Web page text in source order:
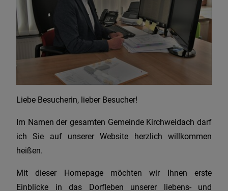
Liebe Besucherin, lieber Besucher!
Im Namen der gesamten Gemeinde Kirchweidach darf
ich Sie auf unserer Website herzlich willkommen
heißen.
Mit dieser Homepage möchten wir Ihnen erste
Einblicke in das Dorfleben unserer liebens- und